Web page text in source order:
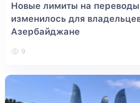
Новые лимиты на
изменилось для
Азербайджане
9